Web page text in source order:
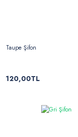
Taupe Şifon
120,00TL